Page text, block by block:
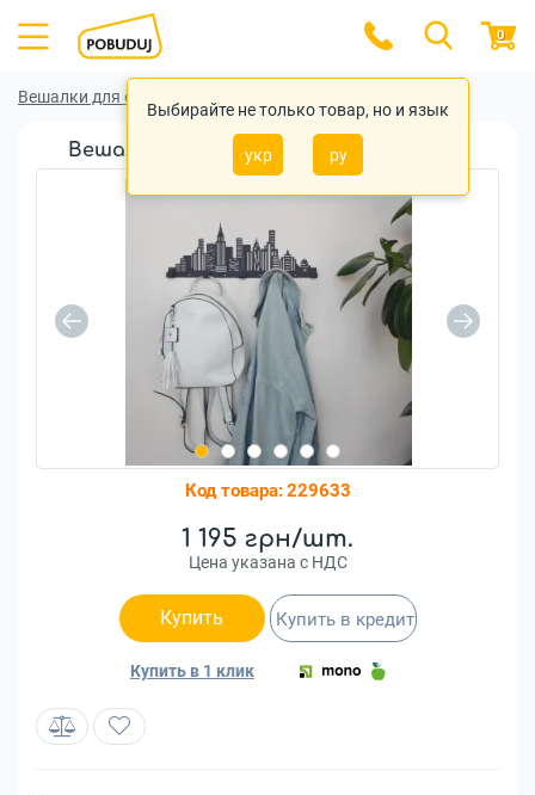
Выбирайте не только товар, но и язык
укр ру
0
Вешалки для одежды
Вешалка настенная Glozis City (H-053)
Код товара:229633
1 195 грн/шт.
Цена указана с НДС
Купить
Купить в 1 клик
Купить в кредит